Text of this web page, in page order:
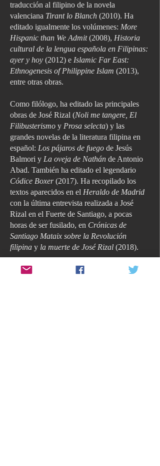
traducción al filipino de la novela
valenciana Tirant lo Blanch (2010). Ha
editado igualmente los volúmenes: More
Hispanic than We Admit(2008), Historia
cultural de la lengua española en Filipinas:
ayer y hoy (2012) e Islamic Far East:
Ethnogenesis of Philippine Islam (2013),
entre otras obras.
Como filólogo, ha editado las principales
obras de José Rizal (Noli me tangere, El
Filibusterismo y Prosa selecta) y las
grandes novelas de la literatura filipina en
español: Los pájaros de fuego de Jesús
Balmori y La oveja de Nathán de Antonio
Abad. También ha editado el legendario
Códice Boxer(2017). Ha recopilado los
textos aparecidos en el Heraldo de Madrid
con la última entrevista realizada a José
Rizal en el Fuerte de Santiago, a pocas
horas de ser fusilado, en Crónicas de
Santiago Mataix sobre la Revolución
filipina y la muerte de José Rizal (2018).
Su primer poemario, Tíndalo de sinamay